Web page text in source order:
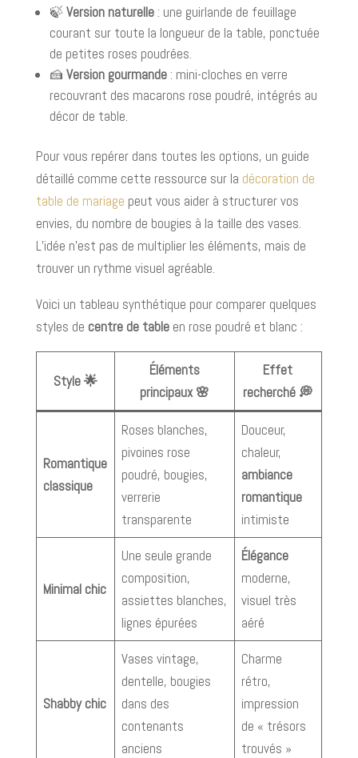
🍃 Version naturelle: une guirlande de feuillage
courant sur toute la longueur de la table, ponctuée
de petites roses poudrées.
🍰 Version gourmande: mini-cloches en verre
recouvrant des macarons rose poudré, intégrés au
décor de table.
Pour vous repérer dans toutes les options, un guide
détaillé comme cette ressource sur la décoration de
table de mariage peut vous aider à structurer vos
envies, du nombre de bougies à la taille des vases.
L’idée n’est pas de multiplier les éléments, mais de
trouver un rythme visuel agréable.
Voici un tableau synthétique pour comparer quelques
styles de centre de tableen rose poudré et blanc :
Style 🌟
Éléments
principaux 🌸
Effet
recherché 💭
Romantique
classique
Roses blanches,
pivoines rose
poudré, bougies,
verrerie
transparente
Douceur,
chaleur,
ambiance
romantique
intimiste
Minimal chic
Une seule grande
composition,
assiettes blanches,
lignes épurées
Élégance
moderne,
visuel très
aéré
Shabby chic
Vases vintage,
dentelle, bougies
dans des
contenants
anciens
Charme
rétro,
impression
de « trésors
trouvés »